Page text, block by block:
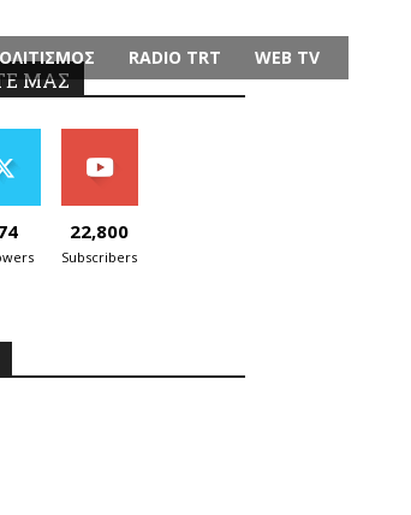
RADIO TRT WEB TV
ΜΑΣ
22,800
Subscribers